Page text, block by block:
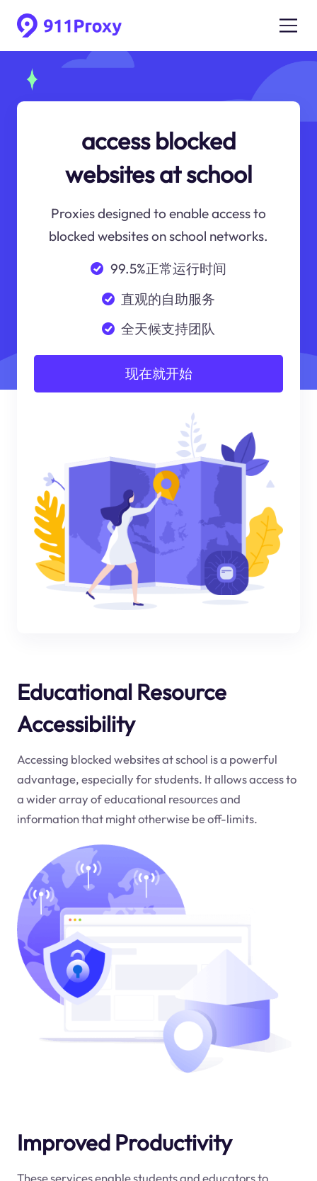
access blocked
websites at school
Proxies designed to enable access to
blocked websites on school networks.
99.5%正常运行时间
直观的自助服务
全天候支持团队
现在就开始
Educational Resource
Accessibility
Accessing blocked websites at school is a powerful
advantage, especially for students. It allows access to
a wider array of educational resources and
information that might otherwise be off-limits.
Improved Productivity
These services enable students and educators to